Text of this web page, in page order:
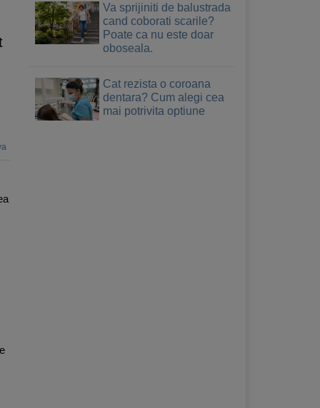
Va sprijiniti de balustrada
cand coborati scarile?
Poate ca nu este doar
oboseala.
Cat rezista o coroana
dentara? Cum alegi cea
mai potrivita optiune